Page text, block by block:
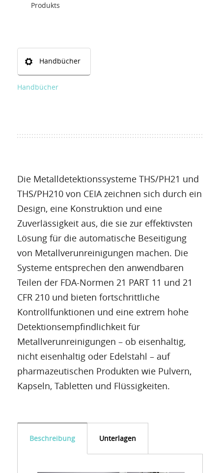
Produkts
Handbücher
Handbücher
Die Metalldetektionssysteme THS/PH21 und
THS/PH210 von CEIA zeichnen sich durch ein
Design, eine Konstruktion und eine
Zuverlässigkeit aus, die sie zur effektivsten
Lösung für die automatische Beseitigung
von Metallverunreinigungen machen. Die
Systeme entsprechen den anwendbaren
Teilen der FDA-Normen 21 PART 11 und 21
CFR 210 und bieten fortschrittliche
Kontrollfunktionen und eine extrem hohe
Detektionsempfindlichkeit für
Metallverunreinigungen – ob eisenhaltig,
nicht eisenhaltig oder Edelstahl – auf
pharmazeutischen Produkten wie Pulvern,
Kapseln, Tabletten und Flüssigkeiten.
Beschreibung Unterlagen